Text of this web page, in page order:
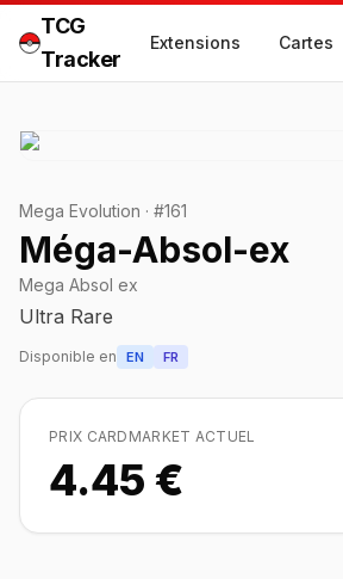
TCG
Tracker
Extensions Cartes
Mega Evolution · #161
Méga-Absol-ex
Mega Absol ex
Ultra Rare
Disponible en EN FR
PRIX CARDMARKET ACTUEL
4.45 €